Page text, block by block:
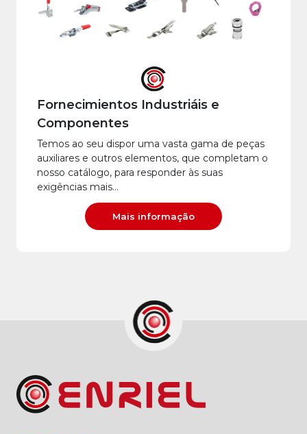
Fornecimientos Industriáis e
Componentes
Temos ao seu dispor uma vasta gama de peças
auxiliares e outros elementos, que completam o
nosso catálogo, para responder às suas
exigências mais…
Mais informação